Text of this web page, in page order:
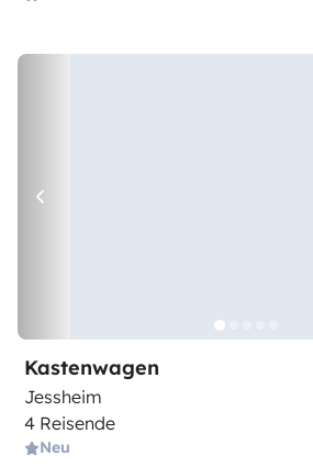
Kastenwagen
Jessheim
4 Reisende
Neu